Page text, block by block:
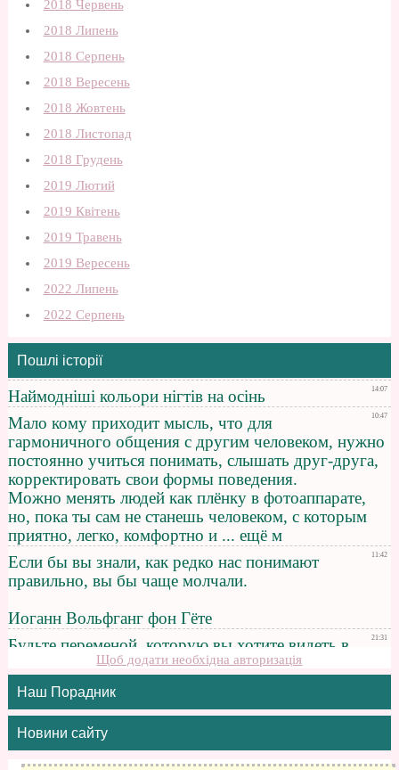
2018 Червень
2018 Липень
2018 Серпень
2018 Вересень
2018 Жовтень
2018 Листопад
2018 Грудень
2019 Лютий
2019 Квітень
2019 Травень
2019 Вересень
2022 Липень
2022 Серпень
Пошлі історії
Щоб додати необхідна авторизація
Наш Порадник
Новини сайту